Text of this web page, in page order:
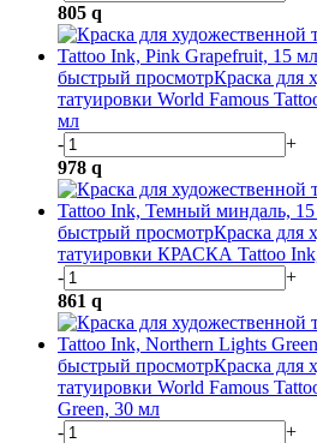
805 q
быстрый просмотрКраска для
татуировки World Famous
мл
-
+
978 q
быстрый просмотрКраска для
татуировки КРАСКА Tattoo
-
+
861 q
быстрый просмотрКраска для
татуировки World Famous
Green, 30 мл
-
+